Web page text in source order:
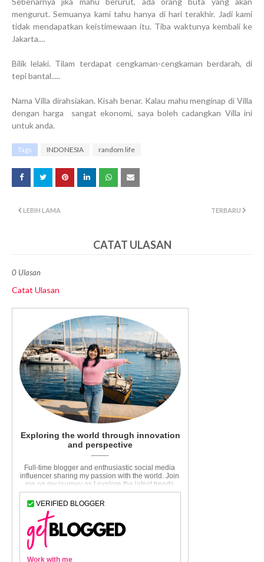
mengurut. Semuanya kami tahu hanya di hari terakhir. Jadi kami
tidak mendapatkan keistimewaan itu. Tiba waktunya kembali ke
Jakarta....
Bilik lelaki. Tilam terdapat cengkaman-cengkaman berdarah, di
tepi bantal.....
Nama Villa dirahsiakan. Kisah benar. Kalau mahu menginap di Villa
dengan harga sangat ekonomi, saya boleh cadangkan Villa ini
untuk anda.
Tags INDONESIA random life
TERBARU
LEBIH LAMA
CATAT ULASAN
0 Ulasan
Catat Ulasan